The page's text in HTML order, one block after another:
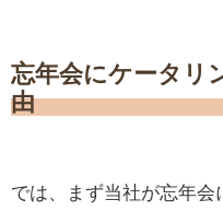
忘年会にケータリ
由
では、まず当社が忘年